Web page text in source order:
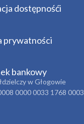
dostępnośći
prywatności
bankowy
w Głogowie
0000 0033 1768 0003